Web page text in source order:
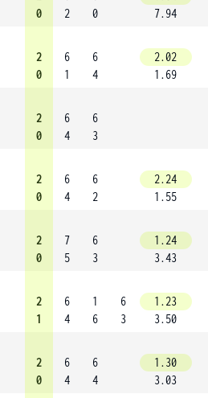
0
2
0
7.94
2
0
6
1
6
4
2.02
1.69
2
0
6
4
6
3
2
0
6
4
6
2
2.24
1.55
2
0
7
5
6
3
1.24
3.43
2
1
6
4
1
6
6
3
1.23
3.50
2
0
6
4
6
4
1.30
3.03